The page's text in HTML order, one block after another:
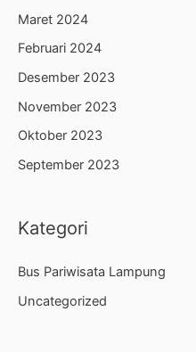
Maret 2024
Februari 2024
Desember 2023
November 2023
Oktober 2023
September 2023
Kategori
Bus Pariwisata Lampung
Uncategorized